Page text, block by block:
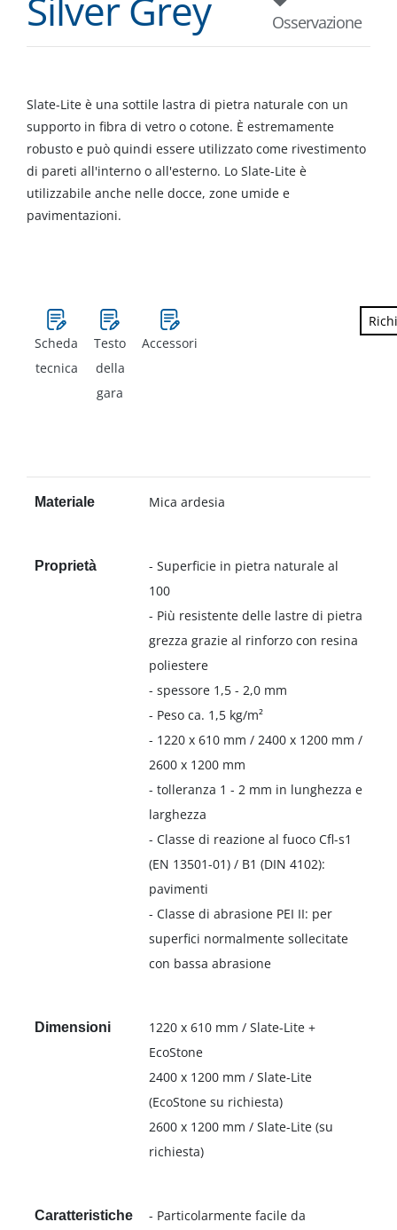
Silver Grey Osservazione
Slate-Lite è una sottile lastra di pietra naturale con un
supporto in fibra di vetro o cotone. È estremamente
robusto e può quindi essere utilizzato come rivestimento
di pareti all'interno o all'esterno. Lo Slate-Lite è
utilizzabile anche nelle docce, zone umide e
pavimentazioni.
Scheda
tecnica
Testo
della
gara
Accessori
Materiale Mica ardesia
Proprietà
- Superficie in pietra naturale al
100
- Più resistente delle lastre di pietra
grezza grazie al rinforzo con resina
poliestere
- spessore 1,5 - 2,0 mm
- Peso ca. 1,5 kg/m²
- 1220 x 610 mm / 2400 x 1200 mm /
2600 x 1200 mm
- tolleranza 1 - 2 mm in lunghezza e
larghezza
- Classe di reazione al fuoco Cfl-s1
(EN 13501-01) / B1 (DIN 4102):
pavimenti
- Classe di abrasione PEI II: per
superfici normalmente sollecitate
con bassa abrasione
Dimensioni
1220 x 610 mm / Slate-Lite +
EcoStone
2400 x 1200 mm / Slate-Lite
(EcoStone su richiesta)
2600 x 1200 mm / Slate-Lite (su
richiesta)
Caratteristiche - Particolarmente facile da